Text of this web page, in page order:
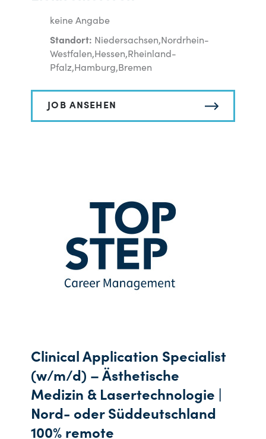
keine Angabe
Standort: Niedersachsen,Nordrhein-
Westfalen,Hessen,Rheinland-
Pfalz,Hamburg,Bremen
JOB ANSEHEN
Clinical Application Specialist
(w/m/d) – Ästhetische
Medizin & Lasertechnologie |
Nord- oder Süddeutschland
100% remote